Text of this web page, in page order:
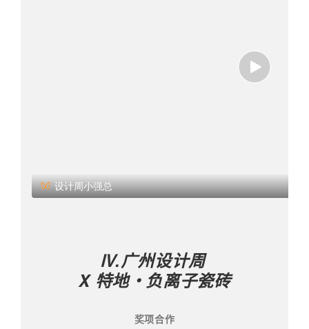
设计周小强总
Ⅳ.广州设计周
X 特地・负离子瓷砖
奖项合作